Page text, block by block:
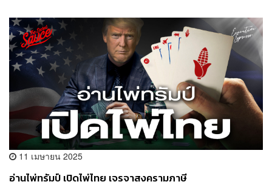
11 เมษายน 2025
อ่านไพ่ทรัมป์ เปิดไพ่ไทย เจรจาสงครามภาษี